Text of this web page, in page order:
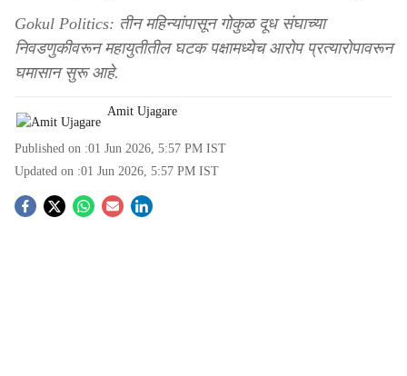
Gokul Politics: तीन महिन्यांपासून गोकुळ दूध संघाच्या
निवडणुकीवरून महायुतीतील घटक पक्षामध्येच आरोप प्रत्यारोपावरून
घमासान सुरू आहे.
Amit Ujagare
Published on :01 Jun 2026, 5:57 PM IST
Updated on :01 Jun 2026, 5:57 PM IST
S